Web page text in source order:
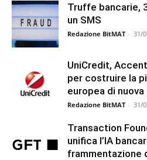
Truffe bancarie,
un SMS
Redazione BitMAT - 31/
UniCredit,
per costruire la
europea di
Redazione BitMAT - 31/
Transaction
unifica l’IA
frammentazione